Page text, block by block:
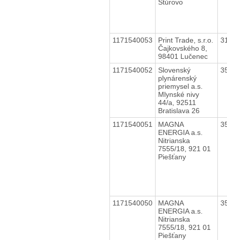
Štúrovo
1171540053
Print Trade, s.r.o.
Čajkovského 8,
98401 Lučenec
1171540052
Slovenský
plynárenský
priemysel a.s.
Mlynské nivy
44/a, 92511
Bratislava 26
1171540051
MAGNA
ENERGIA a.s.
Nitrianska
7555/18, 921 01
Piešťany
1171540050
MAGNA
ENERGIA a.s.
Nitrianska
7555/18, 921 01
Piešťany